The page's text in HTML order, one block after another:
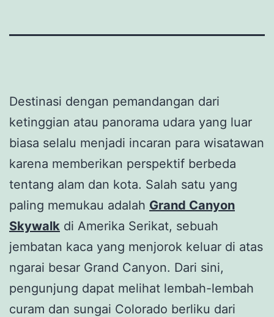
Destinasi dengan pemandangan dari
ketinggian atau panorama udara yang luar
biasa selalu menjadi incaran para wisatawan
karena memberikan perspektif berbeda
tentang alam dan kota. Salah satu yang
paling memukau adalah Grand Canyon
Skywalk di Amerika Serikat, sebuah
jembatan kaca yang menjorok keluar di atas
ngarai besar Grand Canyon. Dari sini,
pengunjung dapat melihat lembah-lembah
curam dan sungai Colorado berliku dari